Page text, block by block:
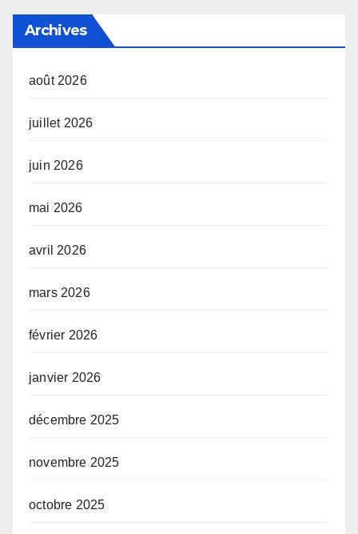
Archives
août 2026
juillet 2026
juin 2026
mai 2026
avril 2026
mars 2026
février 2026
janvier 2026
décembre 2025
novembre 2025
octobre 2025